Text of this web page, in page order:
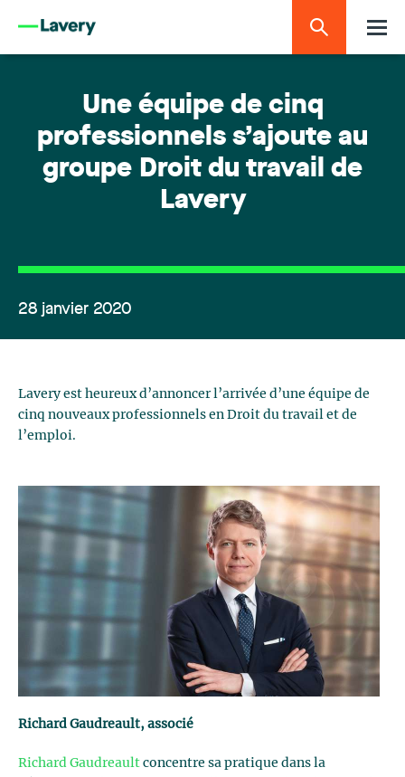
Une équipe de cinq
professionnels s’ajoute au
groupe Droit du travail de
Lavery
28 janvier 2020
Lavery est heureux d’annoncer l’arrivée d’une équipe de
cinq nouveaux professionnels en Droit du travail et de
l’emploi.
Richard Gaudreault, associé
Richard Gaudreault concentre sa pratique dans la